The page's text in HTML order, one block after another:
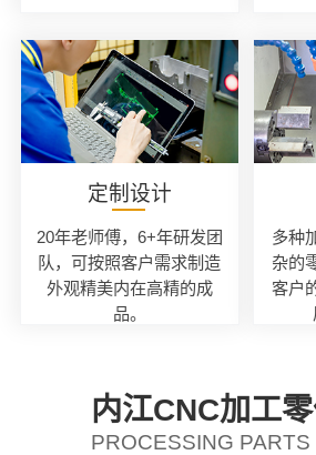
定制设计
20年老师傅，6+年研发团
队，可按照客户需求制造
外观精美内在高精的成
品。
多种
杂的
客户
内江CNC加工
PROCESSING PARTS